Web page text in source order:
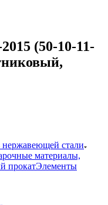
(50-10-11-
нержавеющей стали
материалы,
прокатЭлементы